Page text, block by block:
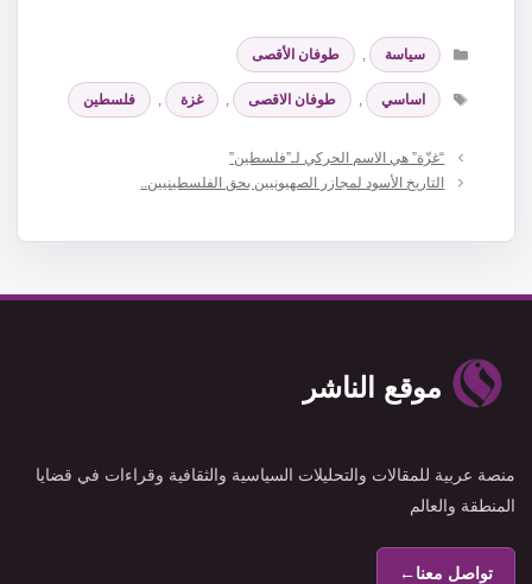
التصنيفات
سياسة ,
طوفان الأقصى
الوسوم
اساسي , طوفان الاقصى , غزة , فلسطين
“غزّة” هي الاسم الحركي لـ”فلسطين”
التاريخ الأسود لمجازر الصهيونيين بحق الفلسطينيين..
موقع الناشر
منصة عربية للمقالات والتحليلات السياسية والثقافية وقراءات في قضايا
المنطقة والعالم
تواصل معنا←